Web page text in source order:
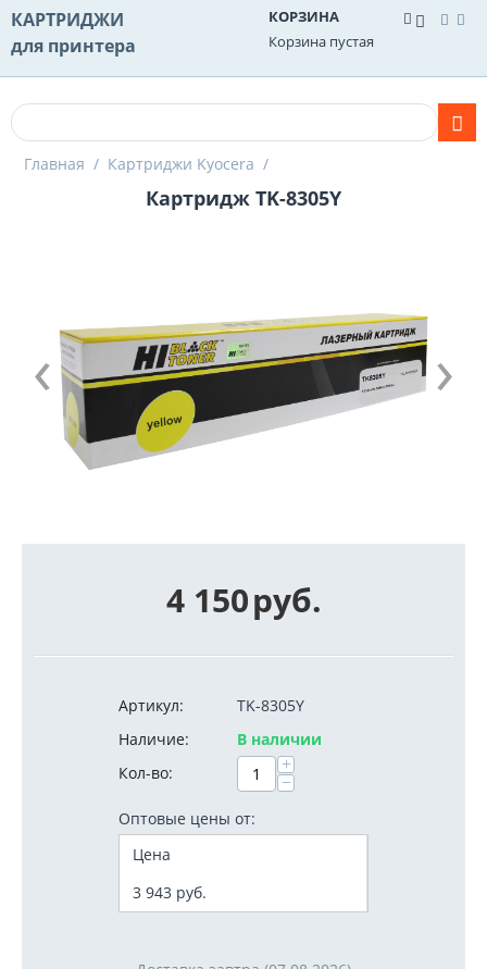
КАРТРИДЖИ
для принтера
КОРЗИНА
Корзина пустая
Главная / Картриджи Kyocera /
Картридж TK-8305Y
4 150руб.
Артикул:
TK-8305Y
Наличие:
В наличии
Кол-во:
+
−
Оптовые цены от:
Цена
3 943 руб.